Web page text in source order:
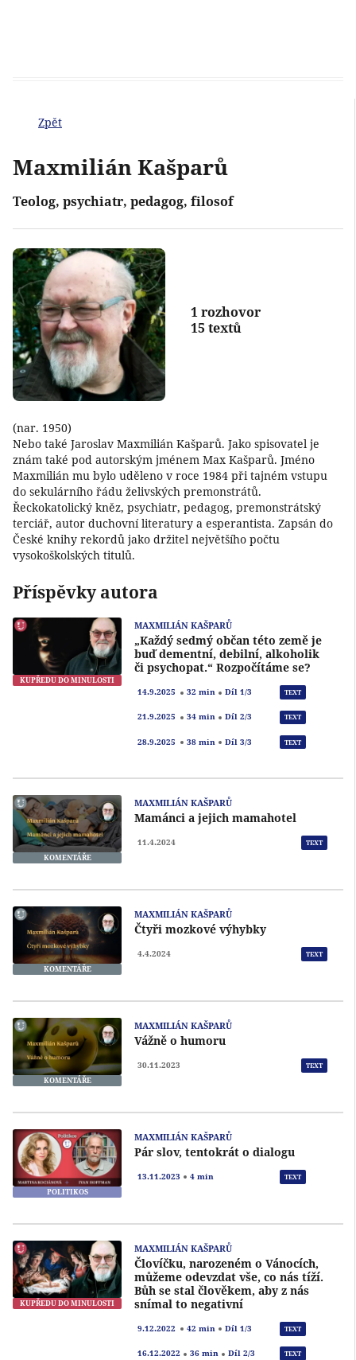
Zpět
Maxmilián Kašparů
Teolog, psychiatr, pedagog, filosof
1 rozhovor
15 textů
(nar. 1950)
Nebo také Jaroslav Maxmilián Kašparů. Jako spisovatel je
znám také pod autorským jménem Max Kašparů. Jméno
Maxmilián mu bylo uděleno v roce 1984 při tajném vstupu
do sekulárního řádu želivských premonstrátů.
Řeckokatolický kněz, psychiatr, pedagog, premonstrátský
terciář, autor duchovní literatury a esperantista. Zapsán do
České knihy rekordů jako držitel největšího počtu
vysokoškolských titulů.
Příspěvky autora
KUPŘEDU DO MINULOSTI
MAXMILIÁN KAŠPARŮ
„Každý sedmý občan této země je
buď dementní, debilní, alkoholik
či psychopat.“ Rozpočítáme se?
14.9.2025 32 min Díl 1/3 TEXT
21.9.2025 34 min Díl 2/3 TEXT
28.9.2025 38 min Díl 3/3 TEXT
KOMENTÁŘE
MAXMILIÁN KAŠPARŮ
Mamánci a jejich mamahotel
11.4.2024 TEXT
KOMENTÁŘE
MAXMILIÁN KAŠPARŮ
Čtyři mozkové výhybky
4.4.2024 TEXT
KOMENTÁŘE
MAXMILIÁN KAŠPARŮ
Vážně o humoru
30.11.2023 TEXT
POLITIKOS
MAXMILIÁN KAŠPARŮ
Pár slov, tentokrát o dialogu
13.11.2023 4 min TEXT
KUPŘEDU DO MINULOSTI
MAXMILIÁN KAŠPARŮ
Človíčku, narozeném o Vánocích,
můžeme odevzdat vše, co nás tíží.
Bůh se stal člověkem, aby z nás
snímal to negativní
9.12.2022 42 min Díl 1/3 TEXT
16.12.2022 36 min Díl 2/3 TEXT